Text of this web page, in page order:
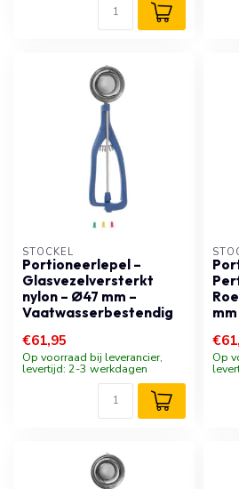
STÖCKEL
Portioneerlepel –
Glasvezelversterkt
nylon – Ø47 mm –
Vaatwasserbestendig
€61,95
Op voorraad bij leverancier,
levertijd: 2-3 werkdagen
mm
Op